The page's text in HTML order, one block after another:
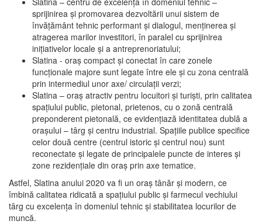
sprijinirea şi promovarea dezvoltării unui sistem de
învăţământ tehnic performant şi dialogul, menţinerea şi
atragerea marilor investitori, în paralel cu sprijinirea
iniţiativelor locale şi a antreprenoriatului;
Slatina - oraş compact şi conectat în care zonele
funcţionale majore sunt legate între ele şi cu zona centrală
prin intermediul unor axe/ circulații verzi;
Slatina – oraş atractiv pentru locuitori şi turişti, prin calitatea
spaţiului public, pietonal, prietenos, cu o zonă centrală
preponderent pietonală, ce evidenţiază identitatea dublă a
oraşului – târg şi centru industrial. Spaţiile publice specifice
celor două centre (centrul istoric şi centrul nou) sunt
reconectate şi legate de principalele puncte de interes şi
zone rezidenţiale din oraş prin axe tematice.
Astfel, Slatina anului 2020 va fi un oraş tânăr şi modern, ce
îmbină calitatea ridicată a spaţiului public şi farmecul vechiului
târg cu excelenţa în domeniul tehnic şi stabilitatea locurilor de
muncă.